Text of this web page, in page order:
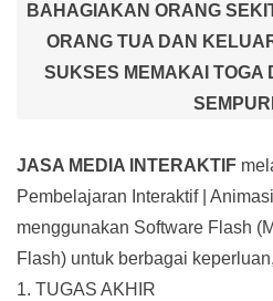
BAHAGIAKAN ORANG
ORANG TUA DAN
SUKSES MEMAKAI TOGA
JASA MEDIA INTERAKTIF
Pembelajaran Interaktif|
menggunakan Software Flash
Flash) untuk berbagai
1. TUGAS AKHIR